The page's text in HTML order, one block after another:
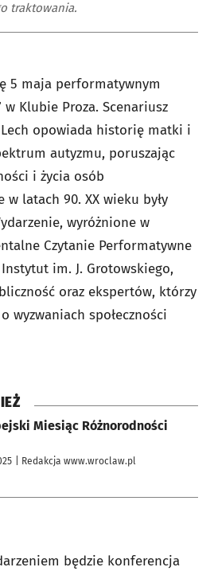
traktowania.
5 maja performatywnym
Klubie Proza. Scenariusz
opowiada historię matki i
autyzmu, poruszając
i życia osób
latach 90. XX wieku były
wyróżnione w
Czytanie Performatywne
im. J. Grotowskiego,
oraz ekspertów, którzy
wyzwaniach społeczności
Miesiąc Różnorodności
| Redakcja www.wroclaw.pl
będzie konferencja